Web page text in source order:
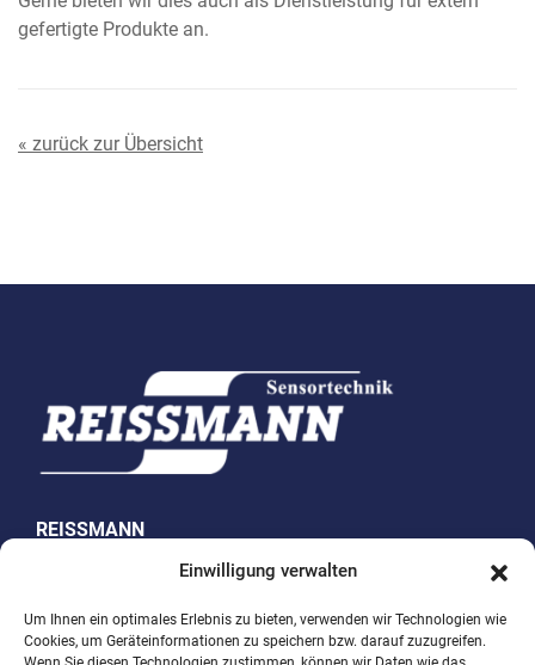
Einwilligung verwalten
Um Ihnen ein optimales Erlebnis zu bieten, verwenden wir Technologien wie
Cookies, um Geräteinformationen zu speichern bzw. darauf zuzugreifen.
gefertigte Produkte an.
« zurück zur Übersicht
REISSMANN
Sensortechnik GmbH
Westring 10
74538 Rosengarten-Uttenhofen